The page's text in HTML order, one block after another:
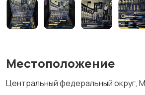
Местоположение
Центральный федеральный округ,